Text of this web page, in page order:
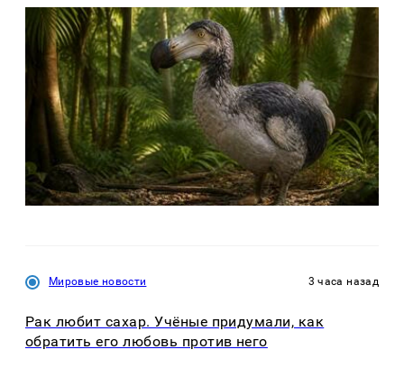
Мировые новости 3 часа назад
Рак любит сахар. Учёные придумали, как
обратить его любовь против него